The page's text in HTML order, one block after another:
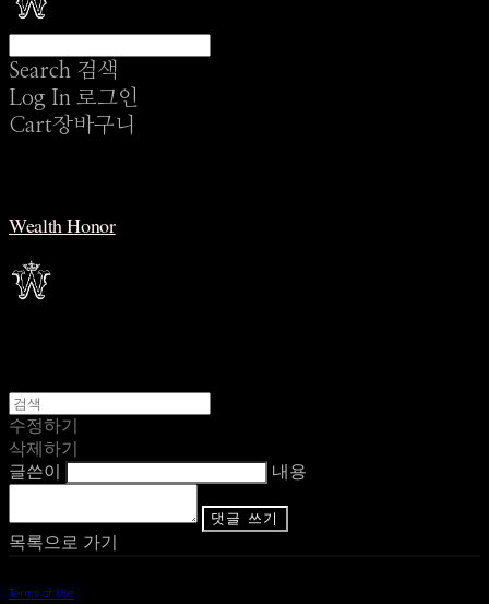
Search 검색
Log In 로그인
Cart장바구니
Wealth Honor
수정하기
삭제하기
글쓴이
내용
댓글 쓰기
목록으로 가기
Terms of Use